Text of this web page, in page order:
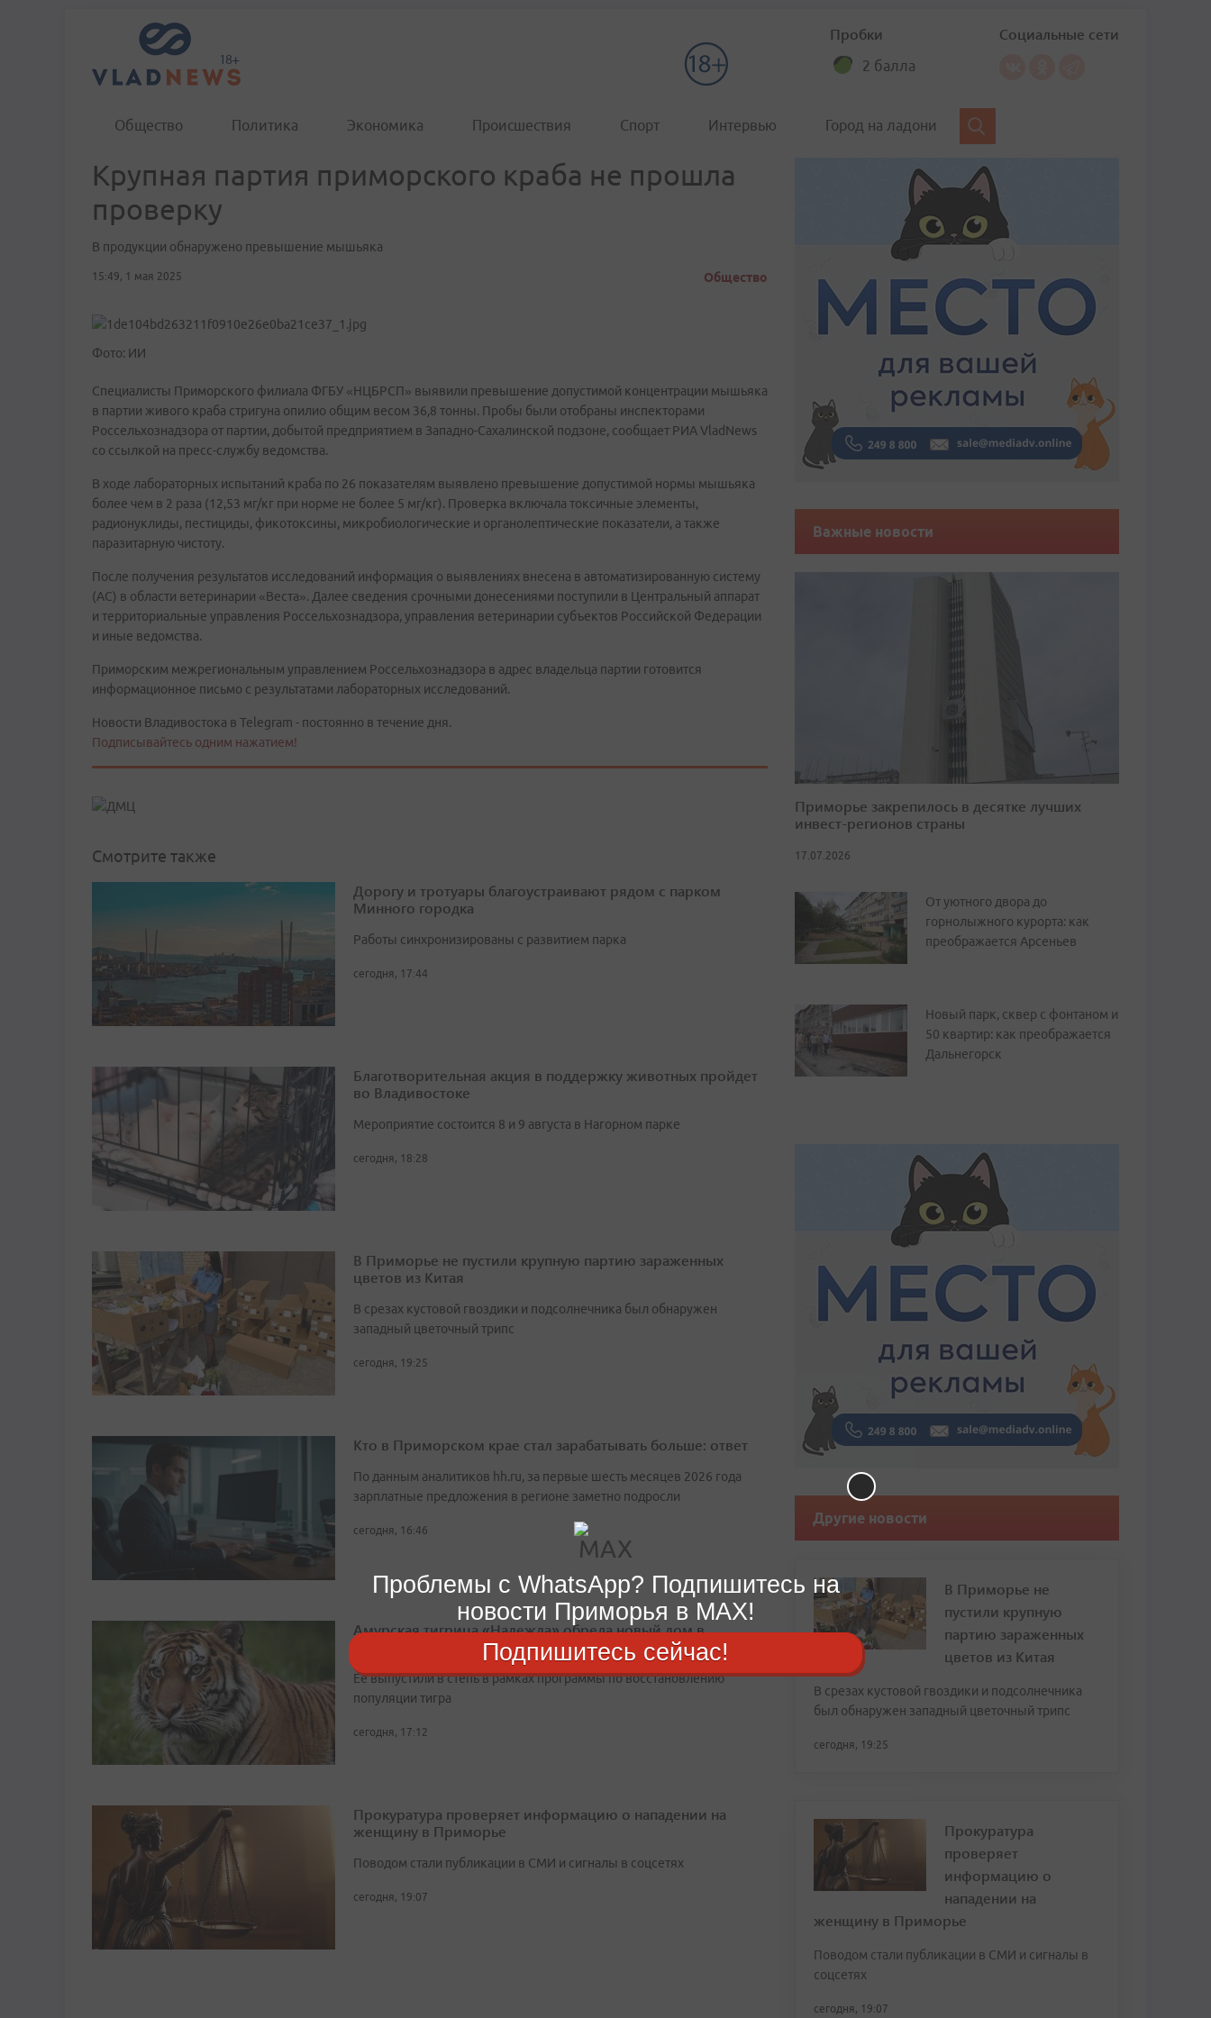
Пробки
2 балла
Социальные сети
Общество Политика Экономика Происшествия Спорт Интервью Город на ладони
Крупная партия приморского краба не прошла
проверку
В продукции обнаружено превышение мышьяка
15:49, 1 мая 2025 Общество
Фото: ИИ
Специалисты Приморского филиала ФГБУ «НЦБРСП» выявили превышение допустимой концентрации мышьяка
в партии живого краба стригуна опилио общим весом 36,8 тонны. Пробы были отобраны инспекторами
Россельхознадзора от партии, добытой предприятием в Западно-Сахалинской подзоне, сообщает РИА VladNews
со ссылкой на пресс-службу ведомства.
В ходе лабораторных испытаний краба по 26 показателям выявлено превышение допустимой нормы мышьяка
более чем в 2 раза (12,53 мг/кг при норме не более 5 мг/кг). Проверка включала токсичные элементы,
радионуклиды, пестициды, фикотоксины, микробиологические и органолептические показатели, а также
паразитарную чистоту.
После получения результатов исследований информация о выявлениях внесена в автоматизированную систему
(АС) в области ветеринарии «Веста». Далее сведения срочными донесениями поступили в Центральный аппарат
и территориальные управления Россельхознадзора, управления ветеринарии субъектов Российской Федерации
и иные ведомства.
Приморским межрегиональным управлением Россельхознадзора в адрес владельца партии готовится
информационное письмо с результатами лабораторных исследований.
Новости Владивостока в Telegram - постоянно в течение дня.
Подписывайтесь одним нажатием!
Смотрите также
Дорогу и тротуары благоустраивают рядом с парком
Минного городка
Работы синхронизированы с развитием парка
сегодня, 17:44
Благотворительная акция в поддержку животных пройдет
во Владивостоке
Мероприятие состоится 8 и 9 августа в Нагорном парке
сегодня, 18:28
В Приморье не пустили крупную партию зараженных
цветов из Китая
В срезах кустовой гвоздики и подсолнечника был обнаружен
западный цветочный трипс
сегодня, 19:25
Кто в Приморском крае стал зарабатывать больше: ответ
По данным аналитиков hh.ru, за первые шесть месяцев 2026 года
зарплатные предложения в регионе заметно подросли
сегодня, 16:46
Амурская тигрица «Надежда» обрела новый дом в
Ее выпустили в степь в рамках программы по восстановлению
популяции тигра
сегодня, 17:12
Прокуратура проверяет информацию о нападении на
женщину в Приморье
Поводом стали публикации в СМИ и сигналы в соцсетях
сегодня, 19:07
Важные новости
Приморье закрепилось в десятке лучших
инвест-регионов страны
17.07.2026
От уютного двора до
горнолыжного курорта: как
преображается Арсеньев
Новый парк, сквер с фонтаном и
50 квартир: как преображается
Дальнегорск
Другие новости
В Приморье не
пустили крупную
партию зараженных
цветов из Китая
В срезах кустовой гвоздики и подсолнечника
был обнаружен западный цветочный трипс
сегодня, 19:25
Прокуратура
проверяет
информацию о
нападении на
женщину в Приморье
Поводом стали публикации в СМИ и сигналы в
соцсетях
сегодня, 19:07
Проблемы с WhatsApp? Подпишитесь на
новости Приморья в MAX!
Подпишитесь сейчас!